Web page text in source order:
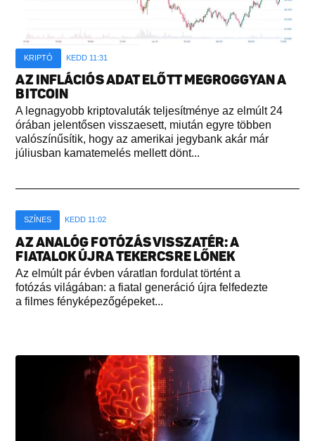
KRIPTÓ KEDD 11:31
AZ INFLÁCIÓS ADAT ELŐTT MEGROGGYAN A
BITCOIN
A legnagyobb kriptovaluták teljesítménye az elmúlt 24
órában jelentősen visszaesett, miután egyre többen
valószínűsítik, hogy az amerikai jegybank akár már
júliusban kamatemelés mellett dönt...
SZÍNES KEDD 11:02
AZ ANALÓG FOTÓZÁS VISSZATÉR: A
FIATALOK ÚJRA TEKERCSRE LŐNEK
Az elmúlt pár évben váratlan fordulat történt a
fotózás világában: a fiatal generáció újra felfedezte
a filmes fényképezőgépeket...